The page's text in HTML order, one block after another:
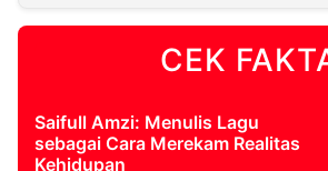
CEK
Saifull Amzi: Menulis Lagu
sebagai Cara Merekam Realitas
Kehidupan